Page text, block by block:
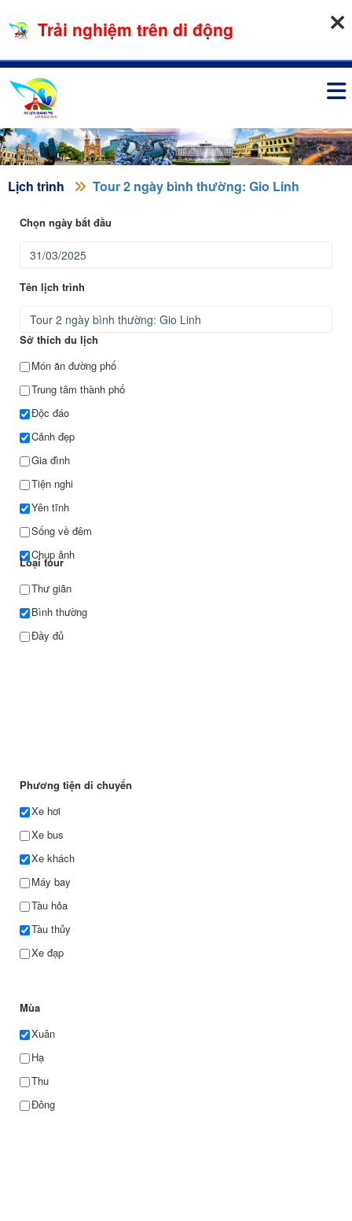
07-08-2026, 08:51:00
Lịch trình Tour 2 ngày bình thường: Gio Linh
Chọn ngày bắt đầu
Tên lịch trình
Sở thích du lịch
Món ăn đường phố
Trung tâm thành phố
Độc đáo
Cảnh đẹp
Gia đình
Tiện nghi
Yên tĩnh
Sống về đêm
Chụp ảnh
Loại tour
Thư giãn
Bình thường
Đầy đủ
Phương tiện di chuyển
Xe hơi
Xe bus
Xe khách
Máy bay
Tàu hỏa
Tàu thủy
Xe đạp
Mùa
Xuân
Hạ
Thu
Đông
Trải nghiệm trên di động